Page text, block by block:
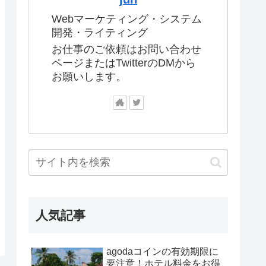
Webマーケティング・システム
開発・ライティング
お仕事のご依頼はお問い合わせ
ページまたはTwitterのDMから
お願いします。
人気記事
agodaコインの有効期限に
要注意！ホテル料金をお得